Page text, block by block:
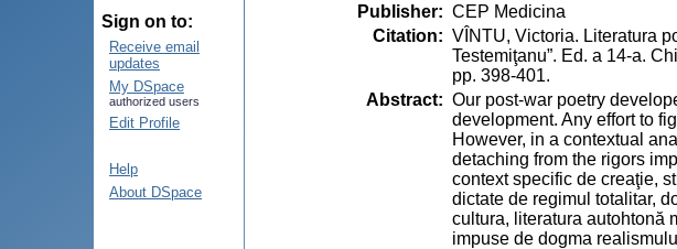
Sign on to:
Receive email
updates
My DSpace
authorized users
Edit Profile
Help
About DSpace
Publisher: CEP Medicina
Citation: VÎNTU, Victoria. Literatura
Testemiţanu”. Ed. a 14-a.
pp. 398-401.
Abstract: Our post-war poetry
development. Any effort to
However, in a contextual
detaching from the rigors
context specific de creaţie,
dictate de regimul totalitar,
cultura, literatura autohtonă
impuse de dogma